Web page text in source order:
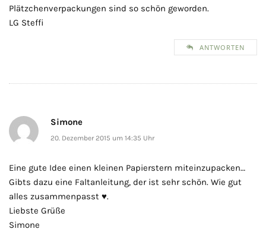
Plätzchenverpackungen sind so schön geworden.
LG Steffi
ANTWORTEN
Simone
20. Dezember 2015 um 14:35 Uhr
Eine gute Idee einen kleinen Papierstern miteinzupacken…
Gibts dazu eine Faltanleitung, der ist sehr schön. Wie gut
alles zusammenpasst ♥.
Liebste Grüße
Simone